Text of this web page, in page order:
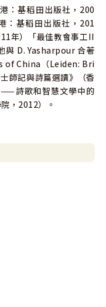
：基稻田出版社，200
：基稻田出版社，201
年）「最佳教會事工II
與 D. Yasharpour 合著
of China（Leiden: Bri
師記與詩篇選讀》（香
詩歌和智慧文學中的
，2012）。